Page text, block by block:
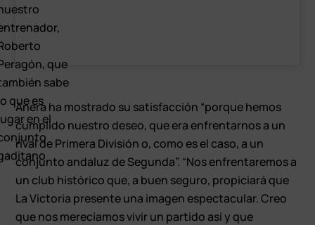
que
sabe
que es
en el
Anera ha mostrado su satisfacción “porque hemos
cumplido nuestro deseo, que era enfrentarnos a un
rival de Primera División o, como es el caso, a un
conjunto andaluz de Segunda”. “Nos enfrentaremos a
un club histórico que, a buen seguro, propiciará que
La Victoria presente una imagen espectacular. Creo
que nos merecíamos vivir un partido así y que